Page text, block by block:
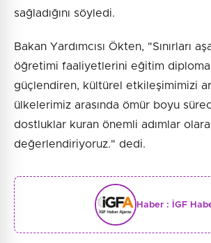
sağladığını söyledi.
Bakan Yardımcısı Ökten, "Sınırları
öğretimi faaliyetlerini eğitim
güçlendiren, kültürel etkileşimimizi
ülkelerimiz arasında ömür boyu
dostluklar kuran önemli adımlar
değerlendiriyoruz." dedi.
Haber : İGF